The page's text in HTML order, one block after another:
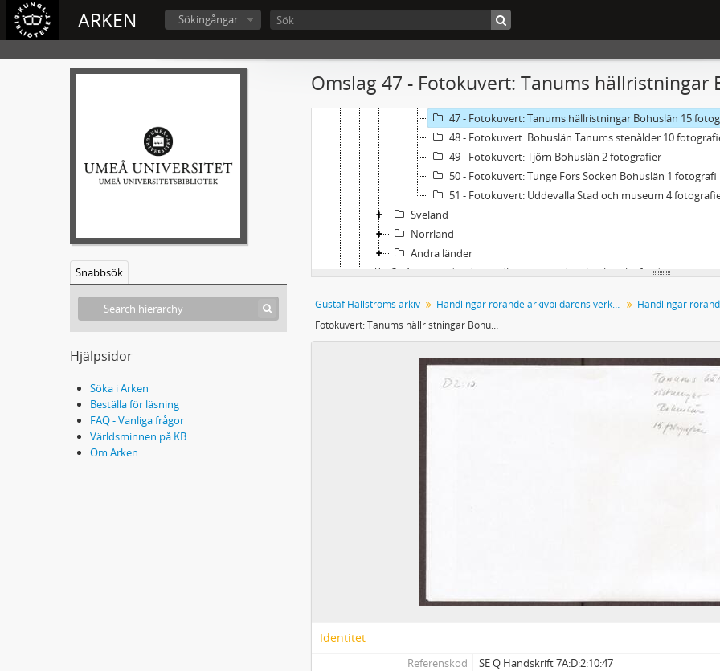
ARKEN Sökingångar
Snabbsök
Hjälpsidor
Söka i Arken
Beställa för läsning
FAQ - Vanliga frågor
Världsminnen på KB
Om Arken
Omslag 47 - Fotokuvert: Tanums
42 - Fotokuvert: Vettelanda Bohuslän 3 fotografier
43 - Fotokuvert: Svarteborg Bohuslän 1 fotografi
44 - Fotokuvert: Bohuslän Tanums bronsålder 43
45 - Fotokuvert: Tanums hällristningar Bohuslän 9
47 - Fotokuvert: Tanums hällristningar Bohuslän 15
48 - Fotokuvert: Bohuslän Tanums stenålder 10
49 - Fotokuvert: Tjörn Bohuslän 2 fotografier
50 - Fotokuvert: Tunge Fors Socken Bohuslän 1 fotografi
51 - Fotokuvert: Uddevalla Stad och museum 4
Sveland
Norrland
Andra länder
3 - Ämnesordnade handlingar rörande arkeologiska fynd och
5 - Uppdrag för svenska Röda Korsets hjälpkommitté för krigsfångar
6 - Verksamhet inom frivilligrörelsen under första och andra
E - Samlingar
Gustaf Hallströms arkiv Handlingar rörande arkivbildarens verksamhet
Fotokuvert: Tanums hällristningar Bohuslän 15 fotografier
Identitet
Referenskod
SE Q Handskrift 7A:D:2:10:47